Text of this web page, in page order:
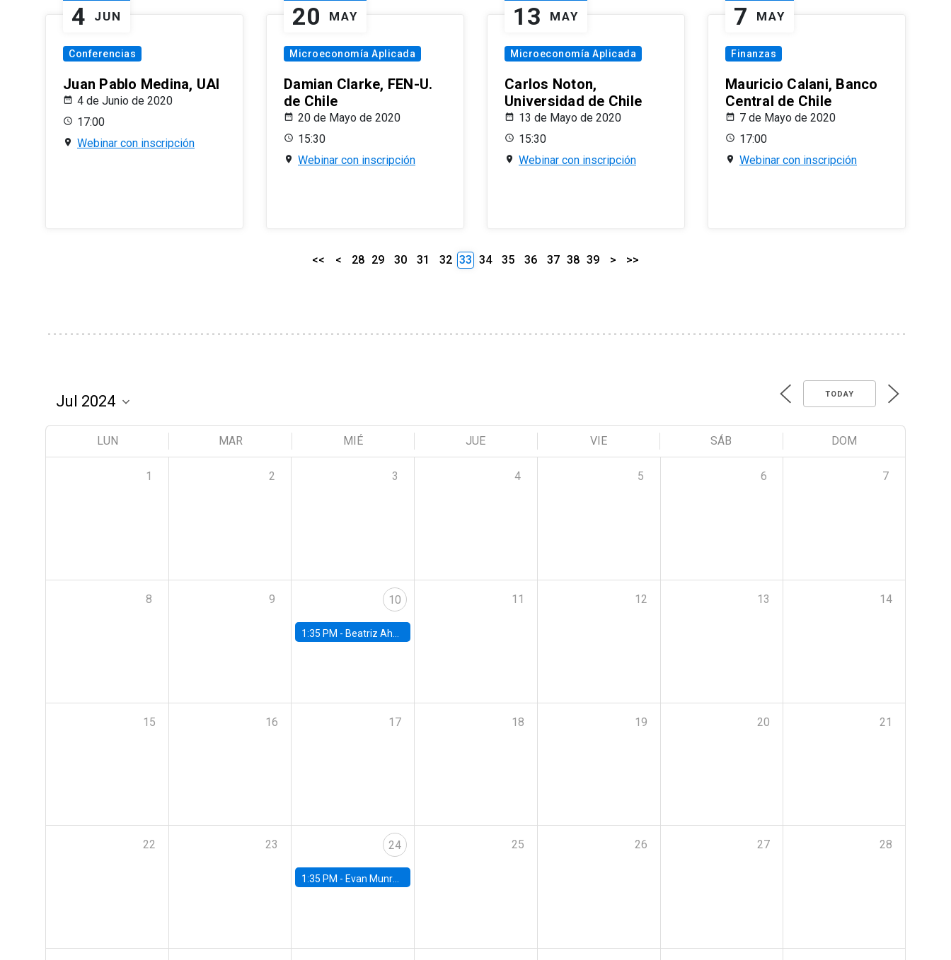
4 JUN
Conferencias
Juan Pablo Medina, UAI
4 de Junio de 2020
17:00
Webinar con inscripción
20 MAY
Microeconomía Aplicada
Damian Clarke, FEN-U.
de Chile
20 de Mayo de 2020
15:30
Webinar con inscripción
13 MAY
Microeconomía Aplicada
Carlos Noton,
Universidad de Chile
13 de Mayo de 2020
15:30
Webinar con inscripción
7 MAY
Finanzas
Mauricio Calani, Banco
Central de Chile
7 de Mayo de 2020
17:00
Webinar con inscripción
<< < 28 29 30 31 32 33 34 35 36 37 38 39 > >>
TODAY
LUN MAR MIÉ JUE VIE SÁB DOM
1 2 3 4 5 6 7
8 9 10
1:35 PM - Beatriz Ahumada, PhD candidate, Universidad de Pittsburgh
11 12 13 14
15 16 17 18 19 20 21
22 23 24
1:35 PM - Evan Munro, Neyman Visiting Assistant Professor in the Department of Statistics at UC Berkeley
25 26 27 28